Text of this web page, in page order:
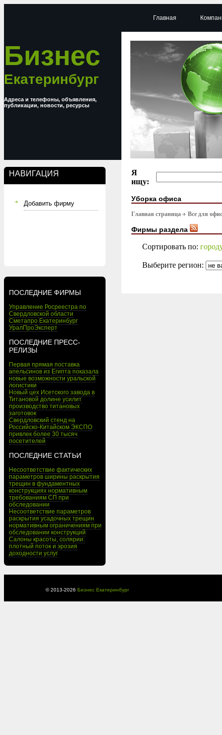
Бизнес
Екатеринбург
Адреса и телефоны, объявления,
публикации, новости, ресурсы
НАВИГАЦИЯ
Добавить фирму
ПОСЛЕДНИЕ ФИРМЫ
Управление Росреестра по
Свердловской области
Сметапро Екатеринбург
УралПроЭксперт
ПОСЛЕДНИЕ ПРЕСС-
РЕЛИЗЫ
Первая прямая поставка
апельсинов из Египта показала
новые возможности уральской
логистики
Новый цех Исетского завода в
Титановой долине усилит
производство титановых
заготовок
Свердловский стенд на
Российско-Китайском ЭКСПО
привлек более 30 тысяч
посетителей
ПОСЛЕДНИЕ СТАТЬИ
Несоответствие фактических
параметров ширины раскрытия
трещин в фундаментных
конструкциях нормативным
требованиям СП при
обследовании
Несоответствие параметров
раскрытия усадочных трещин
нормативным ограничениям при
обследовании конструкций
Салоны красоты, солярии:
плотный поток и эрозия
доходности услуг
Главная
Я
ищу:
Уборка офиса
Главная страница Все для
Фирмы раздела
Сортировать по:
Выберите регион:
© 2013-2026 Бизнес Екатеринбург